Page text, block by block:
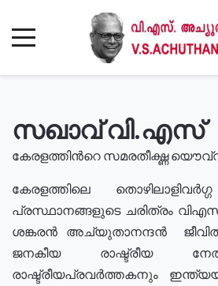
സഖാവ് വി.എസ്
കേരളത്തിൻറെ സമരതീക്ഷ്ണ
കേരളത്തിലെ
പ്രസ്ഥാനങ്ങളുടെ ചരിത്രം
ശങ്കരൻ അച്യുതാനന്ദൻ
ജനകീയ രാഷ്ട്രീയ
രാഷ്ട്രീയപ്രവർത്തകനും